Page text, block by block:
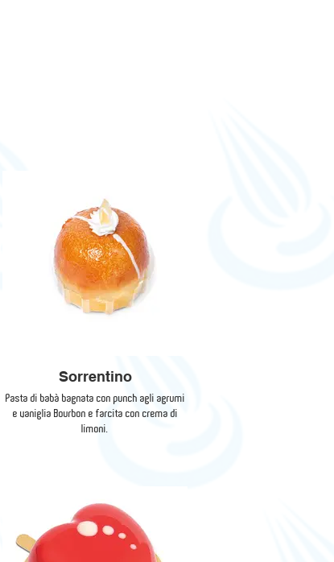
Sorrentino
Pasta di babà bagnata con punch agli agrumi
e vaniglia Bourbon e farcita con crema di
limoni.